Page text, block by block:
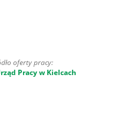
oferty pracy:
Pracy w Kielcach